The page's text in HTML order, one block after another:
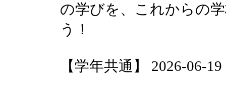
の学びを、これからの
う！
【学年共通】 2026-06-